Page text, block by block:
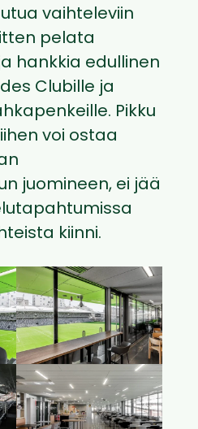
vaihteleviin
pelata
hankkia edullinen
Clubille ja
Pikku
voi ostaa
juomineen, ei jää
kiinni.